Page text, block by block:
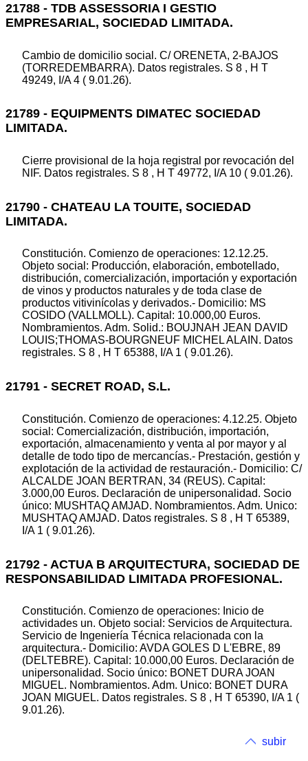
21788 - TDB ASSESSORIA I GESTIO
EMPRESARIAL, SOCIEDAD LIMITADA.
Cambio de domicilio social. C/ ORENETA, 2-BAJOS
(TORREDEMBARRA). Datos registrales. S 8 , H T
49249, I/A 4 ( 9.01.26).
21789 - EQUIPMENTS DIMATEC SOCIEDAD
LIMITADA.
Cierre provisional de la hoja registral por revocación del
NIF. Datos registrales. S 8 , H T 49772, I/A 10 ( 9.01.26).
21790 - CHATEAU LA TOUITE, SOCIEDAD
LIMITADA.
Constitución. Comienzo de operaciones: 12.12.25.
Objeto social: Producción, elaboración, embotellado,
distribución, comercialización, importación y exportación
de vinos y productos naturales y de toda clase de
productos vitivinícolas y derivados.- Domicilio: MS
COSIDO (VALLMOLL). Capital: 10.000,00 Euros.
Nombramientos. Adm. Solid.: BOUJNAH JEAN DAVID
LOUIS;THOMAS-BOURGNEUF MICHEL ALAIN. Datos
registrales. S 8 , H T 65388, I/A 1 ( 9.01.26).
21791 - SECRET ROAD, S.L.
Constitución. Comienzo de operaciones: 4.12.25. Objeto
social: Comercialización, distribución, importación,
exportación, almacenamiento y venta al por mayor y al
detalle de todo tipo de mercancías.- Prestación, gestión y
explotación de la actividad de restauración.- Domicilio: C/
ALCALDE JOAN BERTRAN, 34 (REUS). Capital:
3.000,00 Euros. Declaración de unipersonalidad. Socio
único: MUSHTAQ AMJAD. Nombramientos. Adm. Unico:
MUSHTAQ AMJAD. Datos registrales. S 8 , H T 65389,
I/A 1 ( 9.01.26).
21792 - ACTUA B ARQUITECTURA, SOCIEDAD DE
RESPONSABILIDAD LIMITADA PROFESIONAL.
Constitución. Comienzo de operaciones: Inicio de
actividades un. Objeto social: Servicios de Arquitectura.
Servicio de Ingeniería Técnica relacionada con la
arquitectura.- Domicilio: AVDA GOLES D L'EBRE, 89
(DELTEBRE). Capital: 10.000,00 Euros. Declaración de
unipersonalidad. Socio único: BONET DURA JOAN
MIGUEL. Nombramientos. Adm. Unico: BONET DURA
JOAN MIGUEL. Datos registrales. S 8 , H T 65390, I/A 1 (
9.01.26).
subir